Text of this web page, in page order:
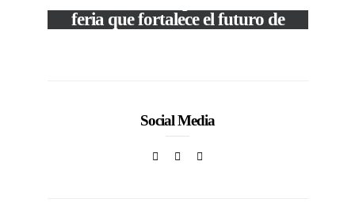
feria que fortalece el futuro de
Social Media